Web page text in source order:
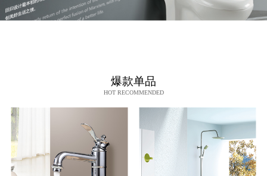
爆款单品
HOT RECOMMENDED